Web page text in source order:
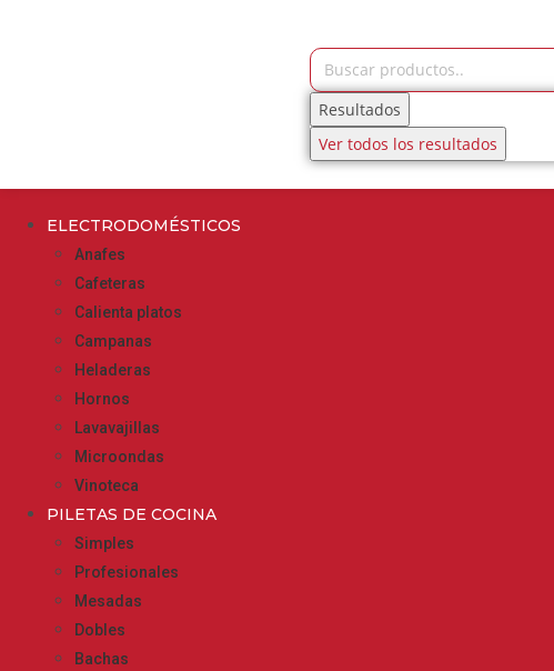
Resultados
Ver todos los resultados
ELECTRODOMÉSTICOS
Anafes
Cafeteras
Calienta platos
Campanas
Heladeras
Hornos
Lavavajillas
Microondas
Vinoteca
PILETAS DE COCINA
Simples
Profesionales
Mesadas
Dobles
Bachas